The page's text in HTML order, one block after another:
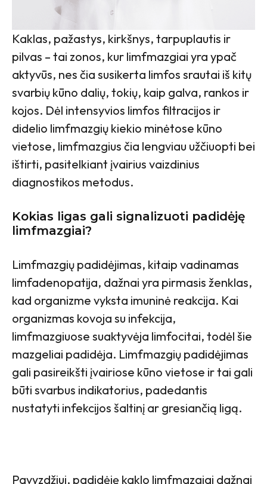
Kaklas, pažastys, kirkšnys, tarpuplautis ir
pilvas – tai zonos, kur limfmazgiai yra ypač
aktyvūs, nes čia susikerta limfos srautai iš kitų
svarbių kūno dalių, tokių, kaip galva, rankos ir
kojos. Dėl intensyvios limfos filtracijos ir
didelio limfmazgių kiekio minėtose kūno
vietose, limfmazgius čia lengviau užčiuopti bei
ištirti, pasitelkiant įvairius vaizdinius
diagnostikos metodus.
Kokias ligas gali signalizuoti padidėję
limfmazgiai?
Limfmazgių padidėjimas, kitaip vadinamas
limfadenopatija, dažnai yra pirmasis ženklas,
kad organizme vyksta imuninė reakcija. Kai
organizmas kovoja su infekcija,
limfmazgiuose suaktyvėja limfocitai, todėl šie
mazgeliai padidėja. Limfmazgių padidėjimas
gali pasireikšti įvairiose kūno vietose ir tai gali
būti svarbus indikatorius, padedantis
nustatyti infekcijos šaltinį ar gresiančią ligą.
Pavyzdžiui, padidėję kaklo limfmazgiai dažnai